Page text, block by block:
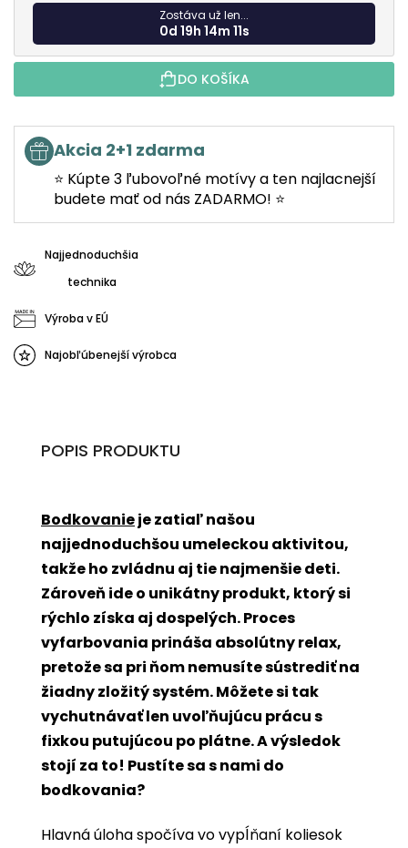
Zostáva už len...
0d 19h 14m 11s
DO KOŠÍKA
Akcia 2+1 zdarma
⭐ Kúpte 3 ľubovoľné motívy a ten najlacnejší
budete mať od nás ZADARMO! ⭐
Najjednoduchšia
technika
Výroba v EÚ
Najobľúbenejší výrobca
POPIS PRODUKTU
Bodkovanieje zatiaľ našou
najjednoduchšou umeleckou aktivitou,
takže ho zvládnu aj tie najmenšie deti.
Zároveň ide o unikátny produkt, ktorý si
rýchlo získa aj dospelých. Proces
vyfarbovania prináša absolútny relax,
pretože sa pri ňom nemusíte sústrediť na
žiadny zložitý systém. Môžete si tak
vychutnávať len uvoľňujúcu prácu s
fixkou putujúcou po plátne. A výsledok
stojí za to! Pustíte sa s nami do
bodkovania?
Hlavná úloha spočíva vo vypĺňaní koliesok